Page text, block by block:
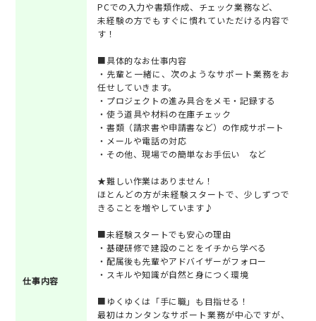
仕事内容
PCでの入力や書類作成、チェック業務など、
未経験の方でもすぐに慣れていただける内容で
す！
■具体的なお仕事内容
・先輩と一緒に、次のようなサポート業務をお
任せしていきます。
・プロジェクトの進み具合をメモ・記録する
・使う道具や材料の在庫チェック
・書類（請求書や申請書など）の作成サポート
・メールや電話の対応
・その他、現場での簡単なお手伝い など
★難しい作業はありません！
ほとんどの方が未経験スタートで、少しずつで
きることを増やしています♪
■未経験スタートでも安心の理由
・基礎研修で建設のことをイチから学べる
・配属後も先輩やアドバイザーがフォロー
・スキルや知識が自然と身につく環境
■ゆくゆくは「手に職」も目指せる！
最初はカンタンなサポート業務が中心ですが、